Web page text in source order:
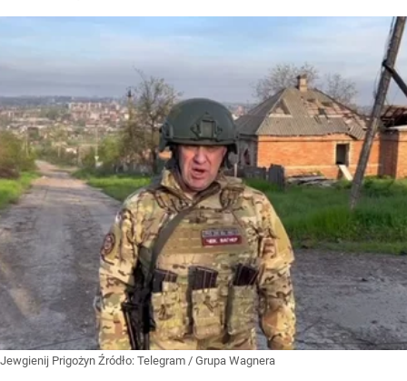
Jewgienij Prigożyn Źródło: Telegram / Grupa Wagnera